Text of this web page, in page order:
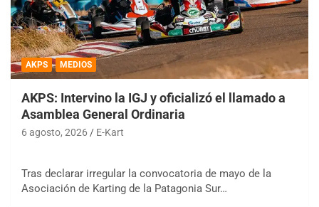
AKPS MEDIOS
AKPS: Intervino la IGJ y oficializó el llamado a
Asamblea General Ordinaria
6 agosto, 2026 E-Kart
Tras declarar irregular la convocatoria de mayo de la
Asociación de Karting de la Patagonia Sur…